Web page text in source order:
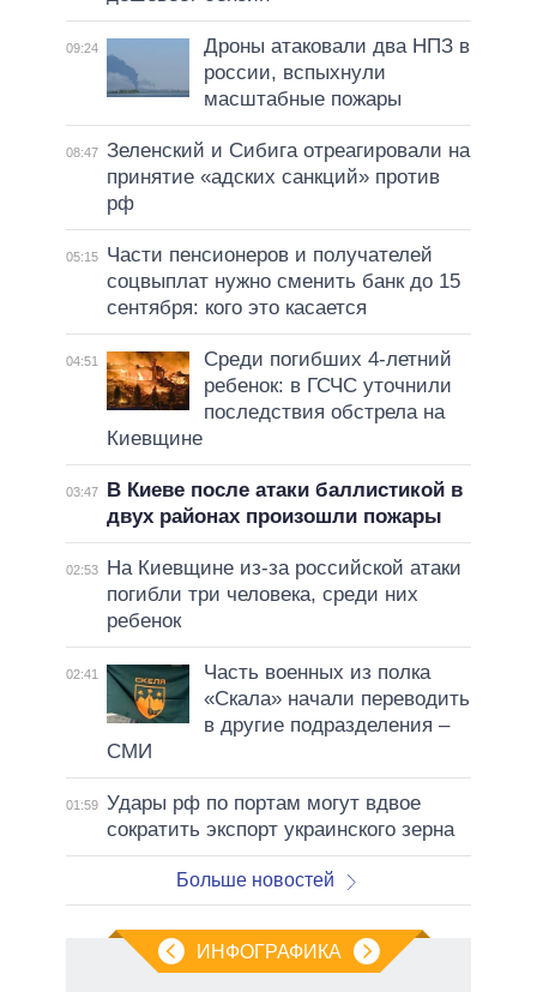
09:24
Дроны атаковали два НПЗ в
россии, вспыхнули
масштабные пожары
08:47 Зеленский и Сибига отреагировали на
принятие «адских санкций» против
рф
05:15
Части пенсионеров и получателей
соцвыплат нужно сменить банк до 15
сентября: кого это касается
04:51
Среди погибших 4-летний
ребенок: в ГСЧС уточнили
последствия обстрела на
Киевщине
03:47
В Киеве после атаки баллистикой в
двух районах произошли пожары
02:53
На Киевщине из-за российской атаки
погибли три человека, среди них
ребенок
02:41
Часть военных из полка
«Скала» начали переводить
в другие подразделения –
СМИ
01:59 Удары рф по портам могут вдвое
сократить экспорт украинского зерна
Больше новостей
ИНФОГРАФИКА